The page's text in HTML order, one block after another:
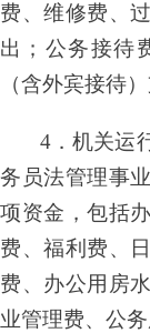
费、维修费、
出；公务接待
（含外宾接待）
4．机关运
务员法管理事
项资金，包括
费、福利费、
费、办公用房
业管理费、公